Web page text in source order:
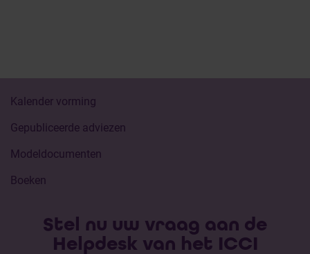
Kalender vorming
Gepubliceerde adviezen
Modeldocumenten
Boeken
Stel nu uw vraag aan de
Helpdesk van het ICCI